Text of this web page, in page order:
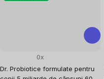
Dr. Probiotice formulate pentru
0x